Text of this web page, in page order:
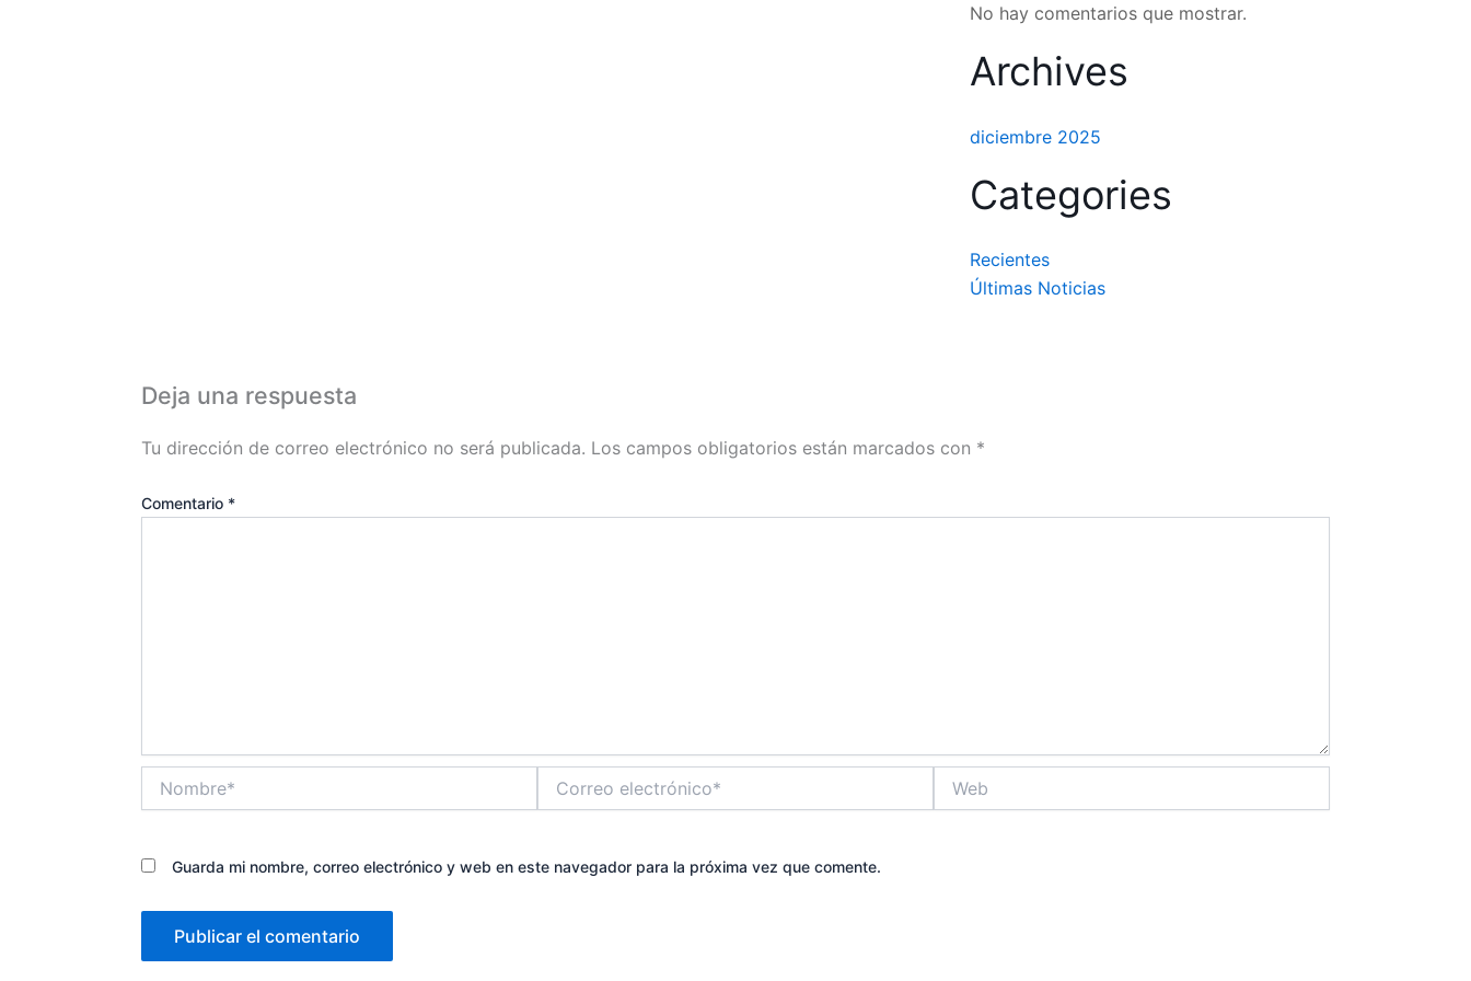
No hay comentarios que mostrar.
Archives
diciembre 2025
Categories
Recientes
Últimas Noticias
Deja una respuesta
Tu dirección de correo electrónico no será publicada. Los campos obligatorios están marcados con *
Comentario *
electrónico*
Guarda mi nombre, correo electrónico y web en este navegador para la próxima vez que comente.